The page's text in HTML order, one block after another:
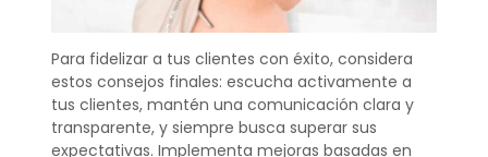
Para fidelizar a tus clientes con éxito, considera
estos consejos finales: escucha activamente a
tus clientes, mantén una comunicación clara y
transparente, y siempre busca superar sus
expectativas. Implementa mejoras basadas en